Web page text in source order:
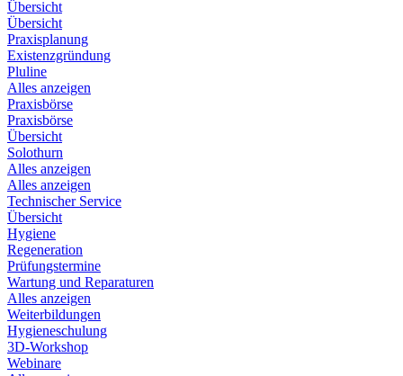
Übersicht
Übersicht
Praxisplanung
Existenzgründung
Pluline
Alles anzeigen
Praxisbörse
Praxisbörse
Übersicht
Solothurn
Alles anzeigen
Alles anzeigen
Technischer Service
Übersicht
Hygiene
Regeneration
Prüfungstermine
Wartung und Reparaturen
Alles anzeigen
Weiterbildungen
Hygieneschulung
3D-Workshop
Webinare